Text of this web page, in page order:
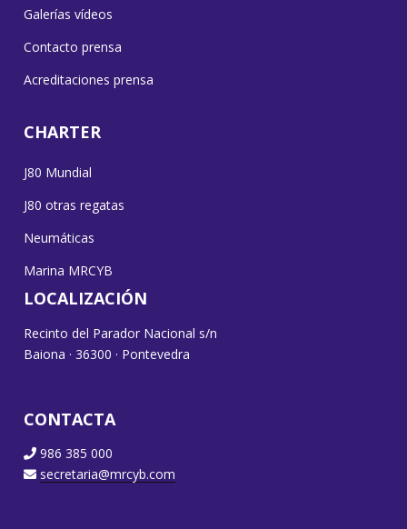
Galerías vídeos
Contacto prensa
Acreditaciones prensa
CHARTER
J80 Mundial
J80 otras regatas
Neumáticas
Marina MRCYB
LOCALIZACIÓN
Recinto del Parador Nacional s/n
Baiona · 36300 · Pontevedra
CONTACTA
986 385 000
secretaria@mrcyb.com